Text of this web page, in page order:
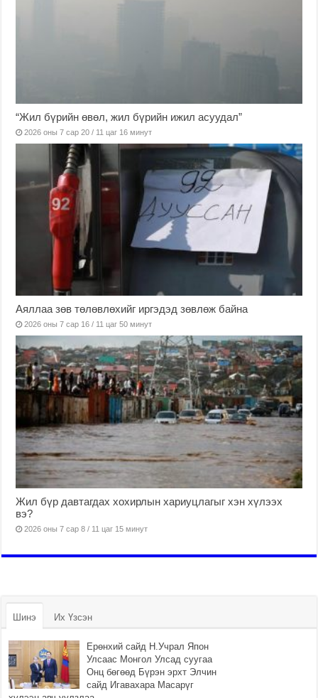
“Жил бүрийн өвөл, жил бүрийн ижил асуудал”
2026 оны 7 сар 20 / 11 цаг 16 минут
Аяллаа зөв төлөвлөхийг иргэдэд зөвлөж байна
2026 оны 7 сар 16 / 11 цаг 50 минут
Жил бүр давтагдах хохирлын хариуцлагыг хэн хүлээх
вэ?
2026 оны 7 сар 8 / 11 цаг 15 минут
Шинэ Их Үзсэн
Ерөнхий сайд Н.Учрал Япон
Улсаас Монгол Улсад суугаа
Онц бөгөөд Бүрэн эрхт Элчин
сайд Игавахара Масарүг